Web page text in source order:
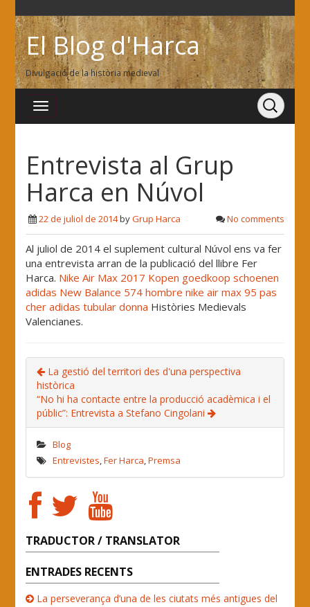
El Blog d'Harca
Divulgació de la història medieval
Entrevista al Grup
Harca en Núvol
22 de juliol de 2014byGrup Harca No comments
Al juliol de 2014 el suplement cultural Núvol ens va fer
una entrevista arran de la publicació del llibre Fer
Harca. Nike Air Max 2017 Kopen goedkoop schoenen
adidas New Balance 574 hombre nike air max 95 pas
cher adidas tubular donna Històries Medievals
Valencianes.
La gestió del territori des d'una perspectiva
històrica
“No hi ha contacte entre la producció acadèmica i el
públic”: Entrevista a Stefano Cingolani
Blog
Entrevistes,Fer Harca,Premsa
TRADUCTOR / TRANSLATOR
ENTRADES RECENTS
La perseverança d’una de les ciutats més antigues del